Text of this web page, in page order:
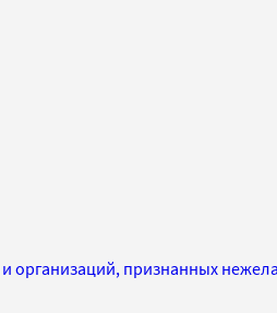
организаций, признанных